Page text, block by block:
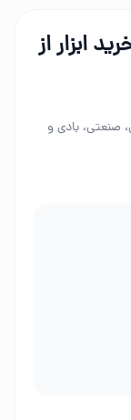
ابزار از
صنعتی، بادی و